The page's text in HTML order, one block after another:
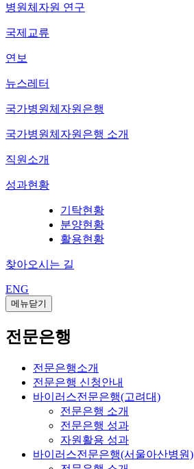
병원체자원 연구
국제교류
연보
뉴스레터
국가병원체자원은행
국가병원체자원은행 소개
직원소개
성과현황
기탁현황
분양현황
활용현황
찾아오시는 길
ENG
메뉴닫기
전문은행
전문은행소개
전문은행 신청안내
바이러스전문은행(고려대)
전문은행 소개
전문은행 성과
자원활용 성과
바이러스전문은행(서울아산병원)